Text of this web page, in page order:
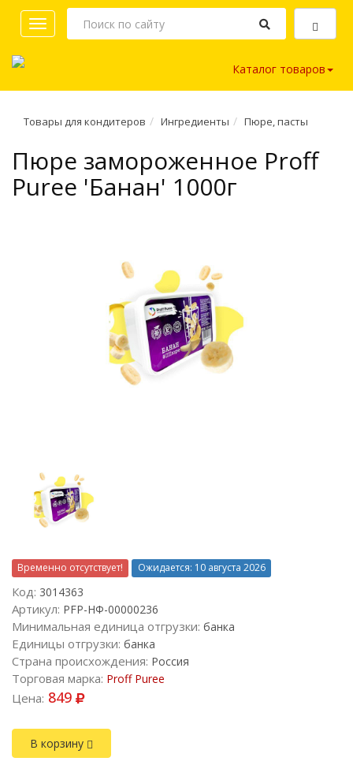
Toggle
navigation
Каталог товаров
Товары для кондитеров Ингредиенты Пюре, пасты
Пюре замороженное Proff
Puree 'Банан' 1000г
Временно отсутствует! Ожидается: 10 августа 2026
Код: 3014363
Артикул: PFP-НФ-00000236
Минимальная единица отгрузки: банка
Единицы отгрузки: банка
Страна происхождения: Россия
Торговая марка: Proff Puree
Цена: 849
В корзину